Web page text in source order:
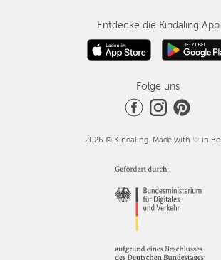
Entdecke die Kindaling App
Folge uns
2026 © Kindaling. Made with ♡ in